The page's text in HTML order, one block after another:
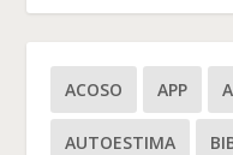
ACOSO APP
AUTOESTIMA